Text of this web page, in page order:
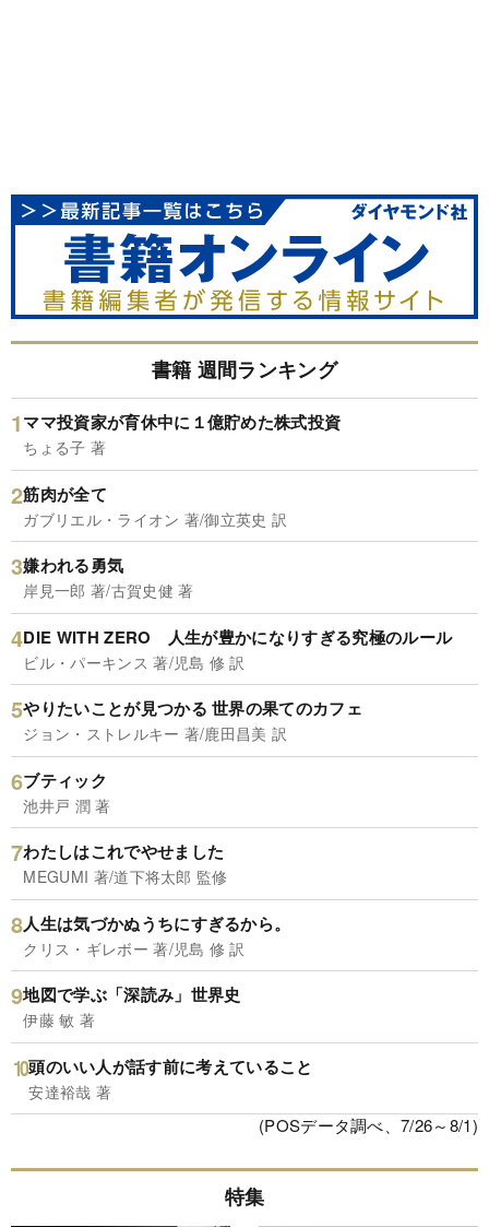
書籍 週間ランキング
ママ投資家が育休中に１億貯めた株式投資
ちょる子 著
筋肉が全て
ガブリエル・ライオン 著/御立英史 訳
嫌われる勇気
岸見一郎 著/古賀史健 著
DIE WITH ZERO 人生が豊かになりすぎる究極のルール
ビル・パーキンス 著/児島 修 訳
やりたいことが見つかる 世界の果てのカフェ
ジョン・ストレルキー 著/鹿田昌美 訳
ブティック
池井戸 潤 著
わたしはこれでやせました
MEGUMI 著/道下将太郎 監修
人生は気づかぬうちにすぎるから。
クリス・ギレボー 著/児島 修 訳
地図で学ぶ「深読み」世界史
伊藤 敏 著
頭のいい人が話す前に考えていること
安達裕哉 著
(POSデータ調べ、7/26～8/1)
特集